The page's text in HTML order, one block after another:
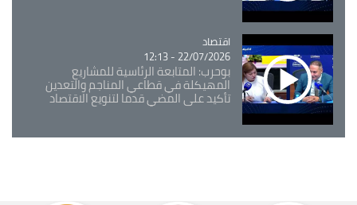
Catégorie
اقتصاد
22/07/2026 - 12:13
بوحرب: المتابعة الرئاسية للمشاريع
المهيكلة في قطاعي المناجم والتعدين
تأكيد على المضي قدما لتنويع الاقتصاد